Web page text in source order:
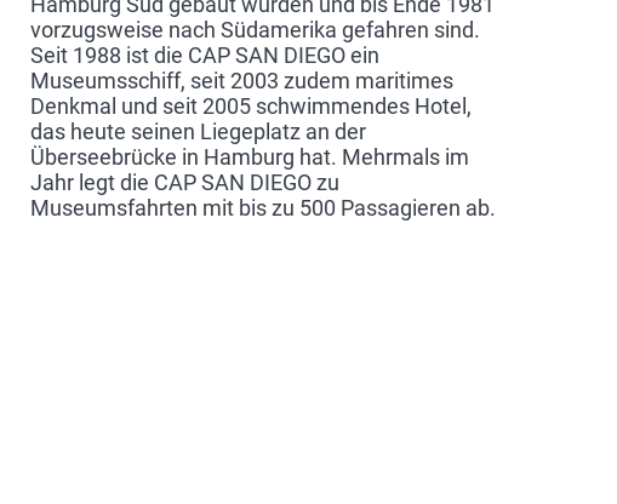
vorzugsweise nach Südamerika gefahren sind.
Seit 1988 ist die CAP SAN DIEGO ein
Museumsschiff, seit 2003 zudem maritimes
Denkmal und seit 2005 schwimmendes Hotel,
das heute seinen Liegeplatz an der
Überseebrücke in Hamburg hat. Mehrmals im
Jahr legt die CAP SAN DIEGO zu
Museumsfahrten mit bis zu 500 Passagieren ab.